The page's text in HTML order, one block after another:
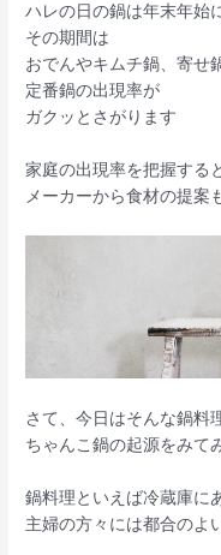
ハレの日の鍋は年末年始
その期間は
おでんやキムチ鍋、寄せ
定番鍋の出現率が
ガクッとさがります
家庭の出現率を把握する
メーカーから食材の提案
さて、今日はそんな鍋料
ちゃんこ鍋の起源をみて
鍋料理といえば冷蔵庫に
主婦の方々には都合のよ